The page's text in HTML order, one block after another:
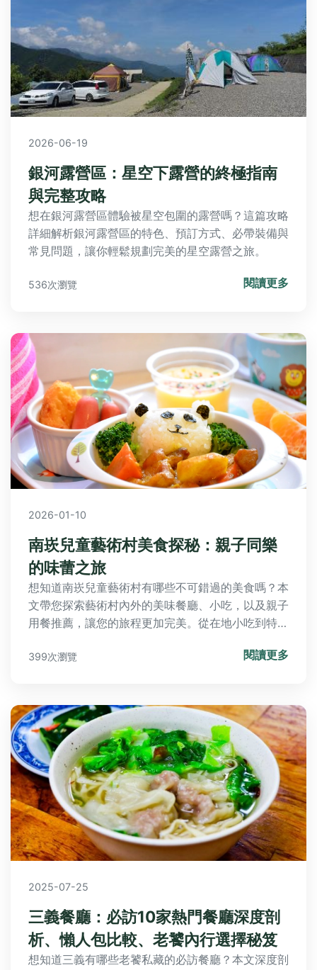
2026-06-19
銀河露營區：星空下露營的終極指南
與完整攻略
想在銀河露營區體驗被星空包圍的露營嗎？這篇攻略
詳細解析銀河露營區的特色、預訂方式、必帶裝備與
常見問題，讓你輕鬆規劃完美的星空露營之旅。
536次瀏覽 閱讀更多
2026-01-10
南崁兒童藝術村美食探秘：親子同樂
的味蕾之旅
想知道南崁兒童藝術村有哪些不可錯過的美食嗎？本
文帶您探索藝術村內外的美味餐廳、小吃，以及親子
用餐推薦，讓您的旅程更加完美。從在地小吃到特色
399次瀏覽 閱讀更多
2025-07-25
三義餐廳：必訪10家熱門餐廳深度剖
析、懶人包比較、老饕內行選擇秘笈
想知道三義有哪些老饕私藏的必訪餐廳？本文深度剖